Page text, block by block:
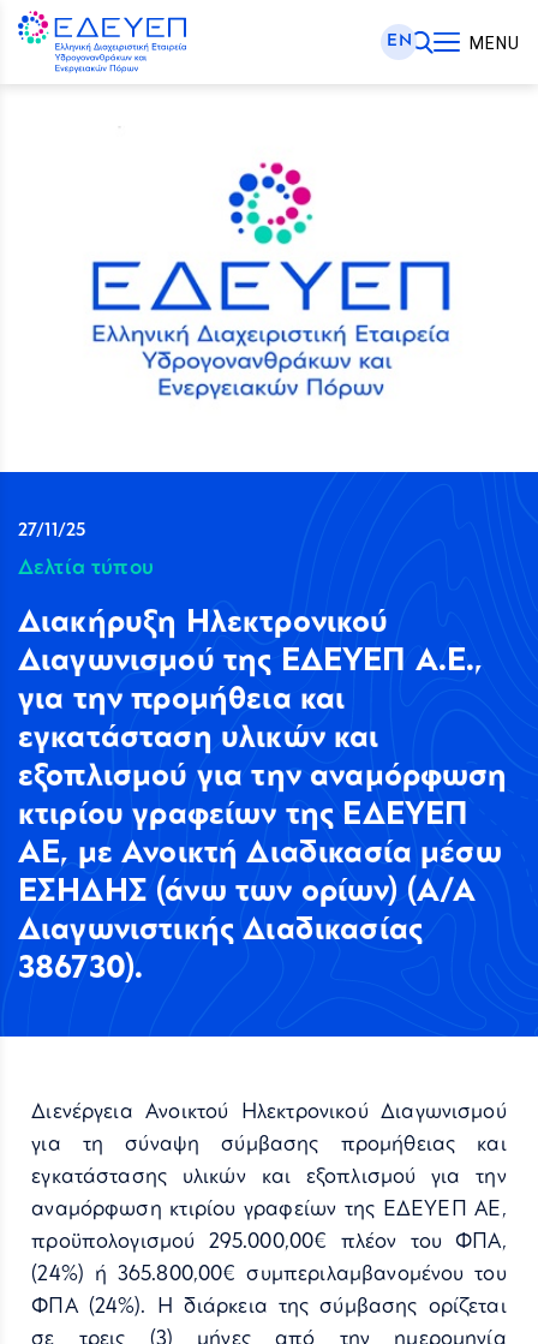
EN MENU
27/11/25
Δελτία τύπου
Διακήρυξη Ηλεκτρονικού
Διαγωνισμού της ΕΔΕΥΕΠ Α.Ε.,
για την προμήθεια και
εγκατάσταση υλικών και
εξοπλισμού για την αναμόρφωση
κτιρίου γραφείων της ΕΔΕΥΕΠ
ΑΕ, με Ανοικτή Διαδικασία μέσω
ΕΣΗΔΗΣ (άνω των ορίων) (A/A
Διαγωνιστικής Διαδικασίας
386730).
Διενέργεια Ανοικτού Ηλεκτρονικού Διαγωνισμού
για τη σύναψη σύμβασης προμήθειας και
εγκατάστασης υλικών και εξοπλισμού για την
αναμόρφωση κτιρίου γραφείων της ΕΔΕΥΕΠ ΑΕ,
προϋπολογισμού 295.000,00€ πλέον του ΦΠΑ,
(24%) ή 365.800,00€ συμπεριλαμβανομένου του
ΦΠΑ (24%). Η διάρκεια της σύμβασης ορίζεται